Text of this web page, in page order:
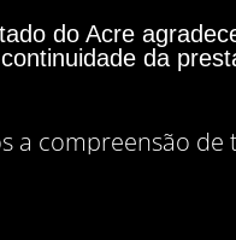
do Acre
da
a compreensão